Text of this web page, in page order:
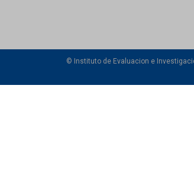
© Instituto de Evaluacion e